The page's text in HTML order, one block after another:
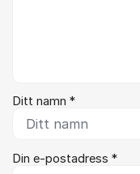
Ditt namn *
Din e-postadress *